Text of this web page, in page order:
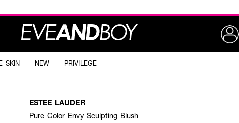
SKIN NEW PRIVILEGE
ESTEE LAUDER
Pure Color Envy Sculpting Blush